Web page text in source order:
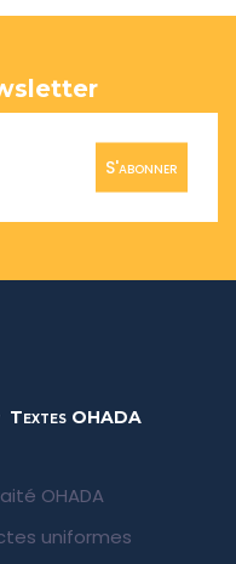
S'abonner
Textes OHADA
OHADA
uniformes